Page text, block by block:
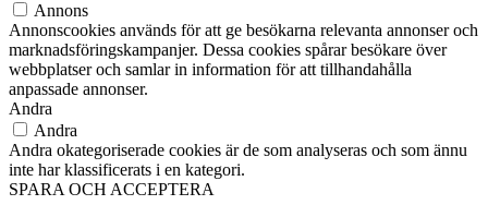
Annons
Annonscookies används för att ge besökarna relevanta annonser och
marknadsföringskampanjer. Dessa cookies spårar besökare över
webbplatser och samlar in information för att tillhandahålla
anpassade annonser.
Andra
Andra
Andra okategoriserade cookies är de som analyseras och som ännu
inte har klassificerats i en kategori.
SPARA OCH ACCEPTERA